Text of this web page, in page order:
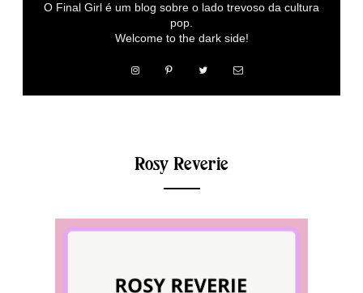
O Final Girl é um blog sobre o lado trevoso da cultura
pop.
Welcome to the dark side!
Rosy Reverie